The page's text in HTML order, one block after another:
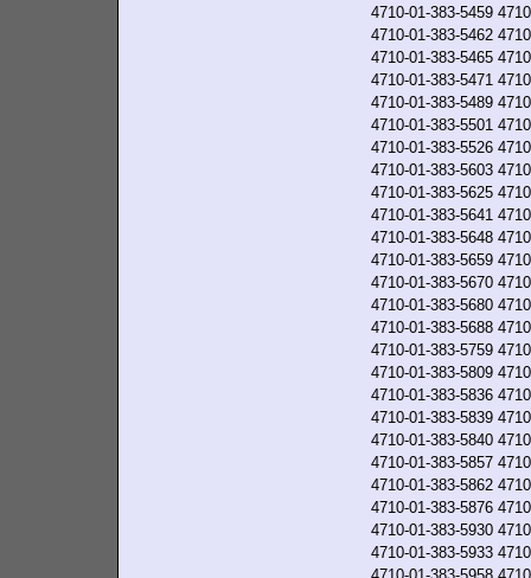
4710-01-383-5459
4710-01-383-5462
4710-01-383-5465
4710-01-383-5471
4710-01-383-5489
4710-01-383-5501
4710-01-383-5526
4710-01-383-5603
4710-01-383-5625
4710-01-383-5641
4710-01-383-5648
4710-01-383-5659
4710-01-383-5670
4710-01-383-5680
4710-01-383-5688
4710-01-383-5759
4710-01-383-5809
4710-01-383-5836
4710-01-383-5839
4710-01-383-5840
4710-01-383-5857
4710-01-383-5862
4710-01-383-5876
4710-01-383-5930
4710-01-383-5933